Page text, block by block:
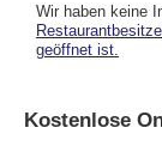
Wir haben keine
geöffnet ist.
Kostenlose